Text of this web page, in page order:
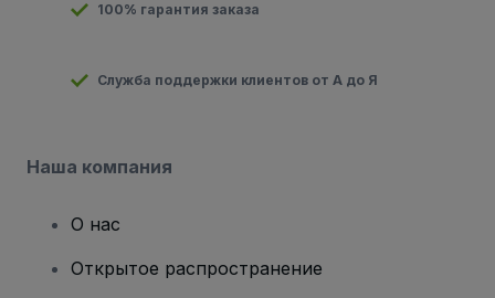
100% гарантия заказа
Служба поддержки клиентов от А до Я
Наша компания
О нас
Открытое распространение